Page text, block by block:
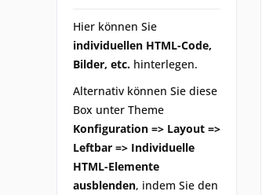
Hier können Sie
individuellen HTML-Code,
Bilder, etc. hinterlegen.
Alternativ können Sie diese
Box unter Theme
Konfiguration => Layout =>
Leftbar => Individuelle
HTML-Elemente
ausblenden, indem Sie den